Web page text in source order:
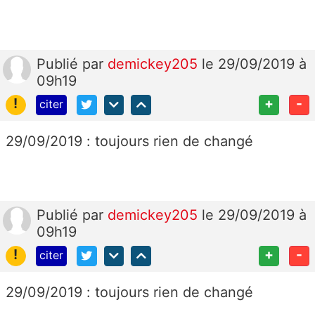
Publié par demickey205 le 29/09/2019 à
09h19
!
citer + -
29/09/2019 : toujours rien de changé
Publié par demickey205 le 29/09/2019 à
09h19
!
citer + -
29/09/2019 : toujours rien de changé